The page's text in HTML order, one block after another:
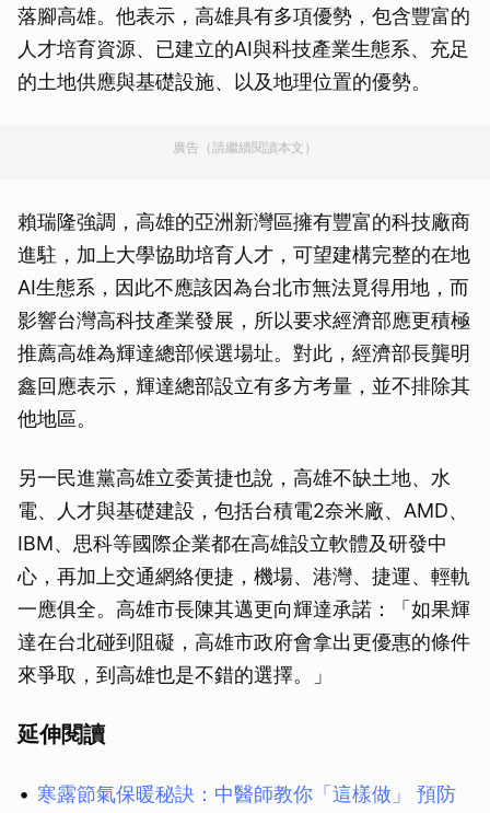
落腳高雄。他表示，高雄具有多項優勢，包含豐富的
人才培育資源、已建立的AI與科技產業生態系、充足
的土地供應與基礎設施、以及地理位置的優勢。
廣告（請繼續閱讀本文）
賴瑞隆強調，高雄的亞洲新灣區擁有豐富的科技廠商
進駐，加上大學協助培育人才，可望建構完整的在地
AI生態系，因此不應該因為台北市無法覓得用地，而
影響台灣高科技產業發展，所以要求經濟部應更積極
推薦高雄為輝達總部候選場址。對此，經濟部長龔明
鑫回應表示，輝達總部設立有多方考量，並不排除其
他地區。
另一民進黨高雄立委黃捷也說，高雄不缺土地、水
電、人才與基礎建設，包括台積電2奈米廠、AMD、
IBM、思科等國際企業都在高雄設立軟體及研發中
心，再加上交通網絡便捷，機場、港灣、捷運、輕軌
一應俱全。高雄市長陳其邁更向輝達承諾：「如果輝
達在台北碰到阻礙，高雄市政府會拿出更優惠的條件
來爭取，到高雄也是不錯的選擇。」
延伸閱讀
寒露節氣保暖秘訣：中醫師教你「這樣做」 預防